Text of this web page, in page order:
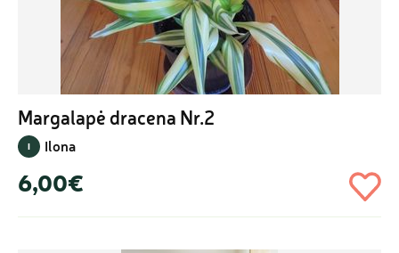
Margalapė dracena Nr.2
I Ilona
6,00€